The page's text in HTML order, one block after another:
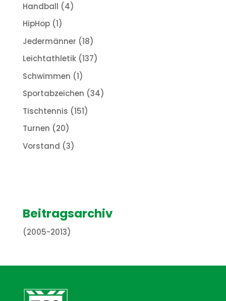
Handball (4)
HipHop(1)
Jedermänner (18)
Leichtathletik(137)
Schwimmen (1)
Sportabzeichen (34)
Tischtennis (151)
Turnen (20)
Vorstand (3)
Beitragsarchiv
(2005-2013)